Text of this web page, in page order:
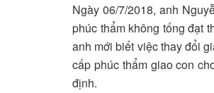
Ngày 06/7/2018, anh
phúc thẩm không tống đạt
anh mới biết việc thay đổi
cấp phúc thẩm giao con
định.